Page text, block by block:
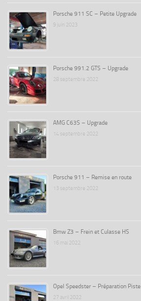
Porsche 911 SC – Petite Upgrade
9 juin 2023
Porsche 991.2 GTS – Upgrade
28 septembre 2022
AMG C63S – Upgrade
14 septembre 2022
Porsche 911 – Remise en route
13 septembre 2022
Bmw Z3 – Frein et Culasse HS
16 mai 2022
Opel Speedster – Préparation Piste
27 avril 2022